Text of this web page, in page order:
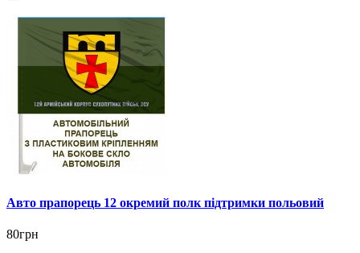
Авто прапорець 12 окремий полк підтримки польовий
80грн